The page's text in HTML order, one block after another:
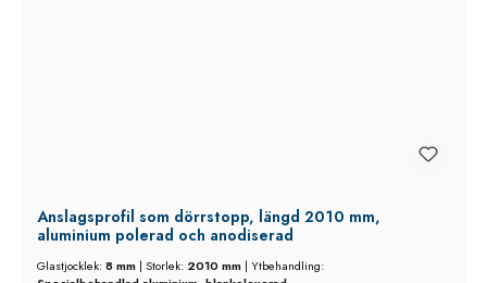
Anslagsprofil som dörrstopp, längd 2010 mm,
aluminium polerad och anodiserad
Glastjocklek:8 mm | Storlek: 2010 mm | Ytbehandling: